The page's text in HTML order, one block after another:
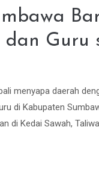
dan Guru
menyapa daerah
di Kabupaten
di Kedai Sawah,